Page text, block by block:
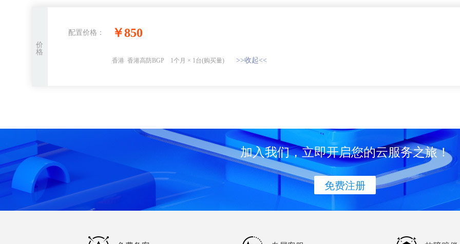
价
格
配置价格： ￥850
香港 香港高防BGP 1个月 × 1台(购买量) >>收起<<
加入我们，立即开启您的云服务之旅！
免费注册